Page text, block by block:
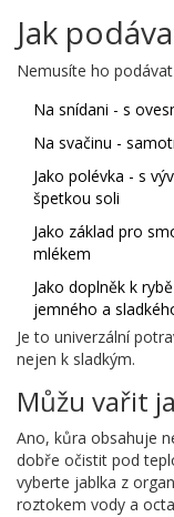
Jak
Nemusíte ho
Na snídani - s
Na svačinu -
Jako polévka - s
špetkou soli
Jako základ pro
mlékem
Jako doplněk k
jemného a
Je to univerzální
nejen k sladkým.
Můžu vařit
Ano, kůra obsahuje
dobře očistit pod
vyberte jablka z
roztokem vody a